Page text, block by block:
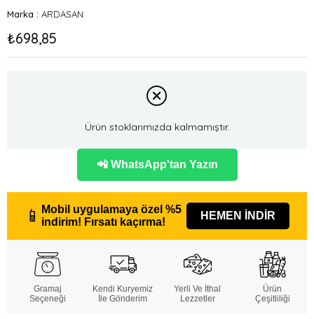
Marka : ARDASAN
₺698,85
Ürün stoklarımızda kalmamıştır.
📲 WhatsApp'tan Yazın
📱 Mobil uygulamaya özel %5
indirim! Fırsatı kaçırma!
HEMEN İNDİR
Gramaj
Seçeneği
Kendi Kuryemiz
İle Gönderim
Yerli Ve İthal
Lezzetler
Ürün
Çeşitliliği